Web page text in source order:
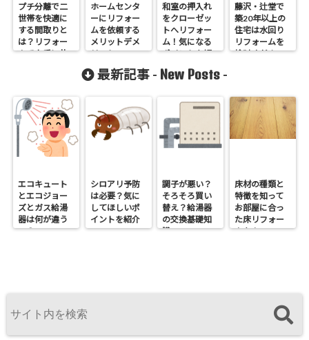
プチ分離で二
世帯を快適に
する間取りと
は？リフォー
ムで上手に共
ホームセンタ
ーにリフォー
ムを依頼する
メリットデメ
リット
和室の押入れ
をクローゼッ
トへリフォー
ム！気になる
ポイントを紹
藤沢・辻堂で
築20年以上の
住宅は水回り
リフォームを
検討くださ
最新記事 - New Posts -
エコキュート
とエコジョー
ズとガス給湯
器は何が違う
の？
シロアリ予防
は必要？気に
してほしいポ
イントを紹介
調子が悪い？
そろそろ買い
替え？給湯器
の交換基礎知
識
床材の種類と
特徴を知って
お部屋に合っ
た床リフォー
ムを！